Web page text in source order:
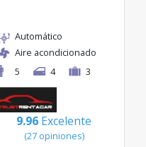
Automático
Aire acondicionado
5
4 3
9.96 Excelente
(27 opiniones)